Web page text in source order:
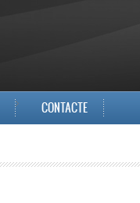
CONTACTE